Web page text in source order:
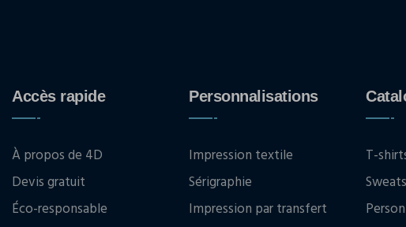
Accès rapide
À propos de 4D
Devis gratuit
Éco-responsable
Personnalisations
Impression textile
Sérigraphie
Impression par transfert
T-